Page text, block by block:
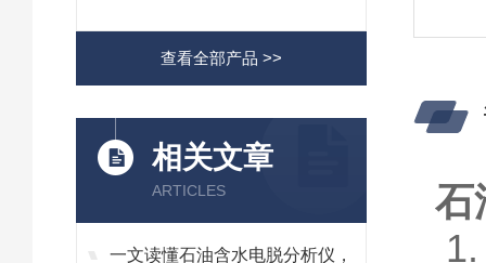
查看全部产品 >>
相关文章
ARTICLES
一文读懂石油含水电脱分析仪，
石